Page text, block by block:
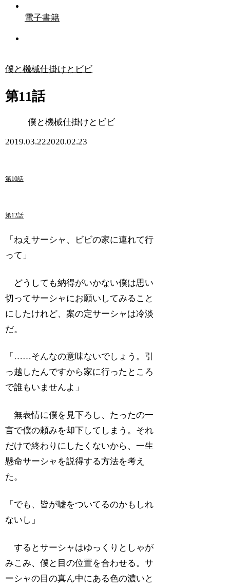
電子書籍
僕と機械仕掛けとビビ
第11話
僕と機械仕掛けとビビ
2019.03.222020.02.23
第10話
第12話
「ねえサーシャ、ビビの家に連れて行
って」
どうしても納得がいかない僕は思い
切ってサーシャにお願いしてみること
にしたけれど、案の定サーシャは冷淡
だ。
「……そんなの意味ないでしょう。引
っ越したんですから家に行ったところ
で誰もいませんよ」
無表情に僕を見下ろし、たったの一
言で僕の頼みを却下してしまう。それ
だけで終わりにしたくないから、一生
懸命サーシャを説得する方法を考え
た。
「でも、皆が嘘をついてるのかもしれ
ないし」
するとサーシャはゆっくりとしゃが
みこみ、僕と目の位置を合わせる。サ
ーシャの目の真ん中にある色の濃いと